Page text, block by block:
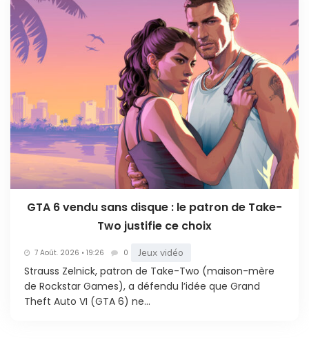
GTA 6 vendu sans disque : le patron de Take-
Two justifie ce choix
7 Août. 2026 • 19:26 0 Jeux vidéo
Strauss Zelnick, patron de Take-Two (maison-mère
de Rockstar Games), a défendu l’idée que Grand
Theft Auto VI (GTA 6) ne...